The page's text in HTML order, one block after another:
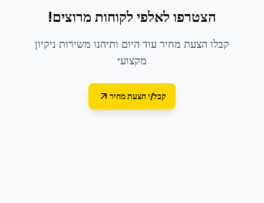
הצטרפו לאלפי לקוחות מרוצים!
קבלו הצעת מחיר עוד היום ותיהנו משירות ניקיון
מקצועי
קבל/י הצעת מחיר